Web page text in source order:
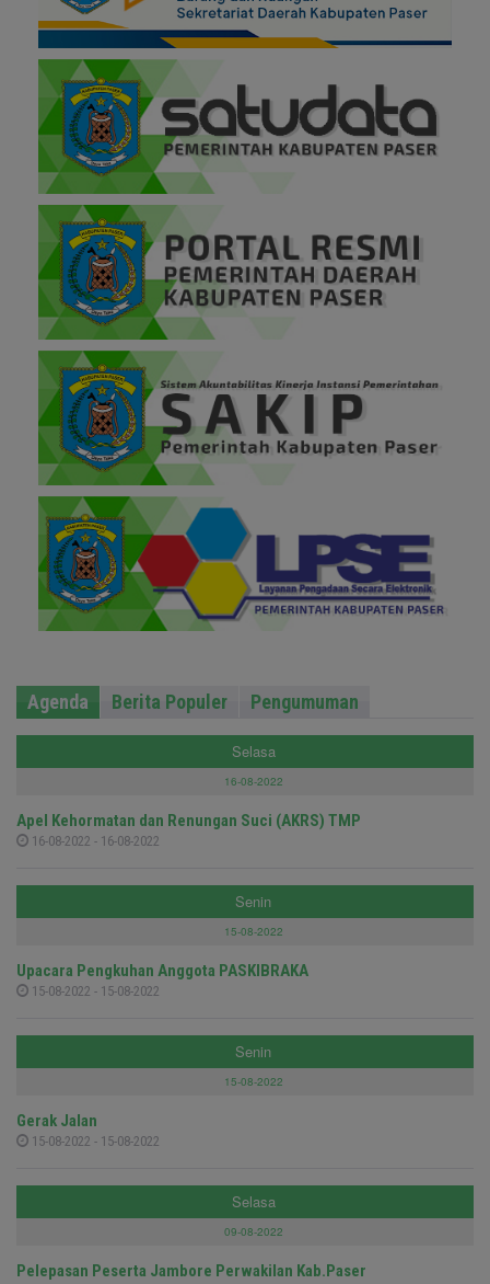
Agenda Berita Populer Pengumuman
Selasa
16-08-2022
Apel Kehormatan dan Renungan Suci (AKRS) TMP
16-08-2022 - 16-08-2022
Senin
15-08-2022
Upacara Pengkuhan Anggota PASKIBRAKA
15-08-2022 - 15-08-2022
Senin
15-08-2022
Gerak Jalan
15-08-2022 - 15-08-2022
Selasa
09-08-2022
Pelepasan Peserta Jambore Perwakilan Kab.Paser